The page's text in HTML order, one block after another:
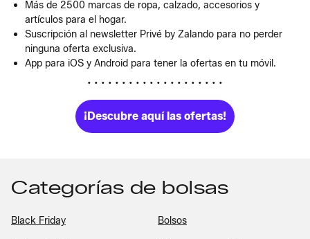
Más de 2500 marcas de ropa, calzado, accesorios y
artículos para el hogar.
Suscripción al newsletter Privé by Zalando para no perder
ninguna oferta exclusiva.
App para iOS y Android para tener la ofertas en tu móvil.
• • • • • • • • • • • • • • • • • • • •
¡Descubre aquí las ofertas!
Categorías de bolsas
Black Friday Bolsos